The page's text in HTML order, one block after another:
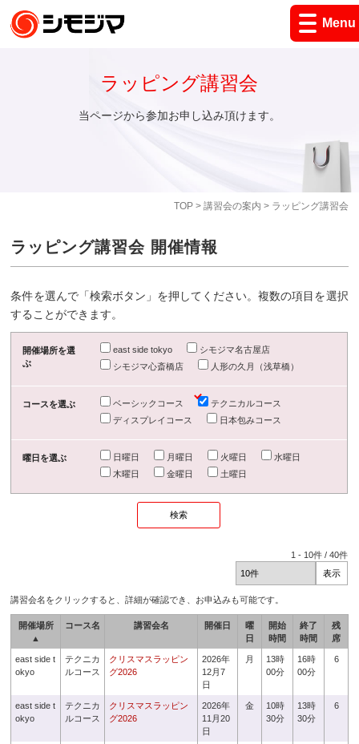
Menu
TOP> 講習会の案内 > ラッピング講習会
ラッピング講習会
当ページから参加お申し込み頂けます。
ラッピング講習会 開催情報
条件を選んで「検索ボタン」を押してください。複数の項目を選択
することができます。
開催場所を選
ぶ
east side tokyo
シモジマ名古屋店
シモジマ心斎橋店
人形の久月（浅草橋）
コースを選ぶ ベーシックコース
テクニカルコース
ディスプレイコース
日本包みコース
曜日を選ぶ 日曜日 月曜日 火曜日
水曜日
木曜日
金曜日 土曜日
1 - 10件 /40件
講習会名をクリックすると、詳細が確認でき、お申込みも可能です。
開催場所
▲
コース名 講習会名 開催日
曜
日
開始
時間
終了
時間
残
席
east side t
okyo
テクニカ
ルコース
クリスマスラッピン
グ2026
2026年
12月7
日
月
13時
00分
16時
00分
6
east side t
okyo
テクニカ
ルコース
クリスマスラッピン
グ2026
2026年
11月20
日
金
10時
30分
13時
30分
6